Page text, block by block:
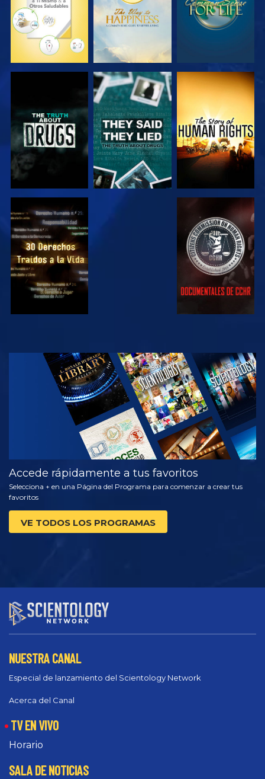
VE VE
VE VE
VE
EXPLORA LAS
SERIES
Accede rápidamente a tus favoritos
Selecciona + en una Página del Programa para comenzar a crear tus
favoritos
VE TODOS LOS PROGRAMAS
NUESTRA CANAL
Especial de lanzamiento del Scientology Network
Acerca del Canal
TV EN VIVO
Horario
SALA DE NOTICIAS